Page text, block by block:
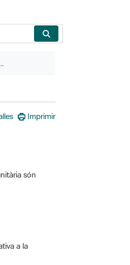
P&aacute;ginas hu&eacute;rfanas
Imprimir
són
a la